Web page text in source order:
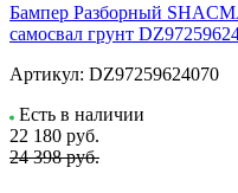
Бампер Разборный
самосвал грунт
Артикул: DZ97259624070
Есть в наличии
22 180 руб.
24 398 руб.